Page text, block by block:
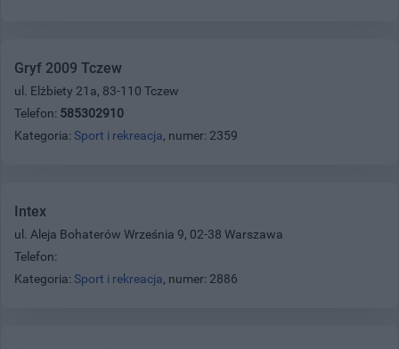
Gryf 2009 Tczew
ul. Elżbiety 21a, 83-110 Tczew
Telefon: 585302910
Kategoria: Sport i rekreacja, numer: 2359
Intex
ul. Aleja Bohaterów Września 9, 02-38 Warszawa
Telefon:
Kategoria: Sport i rekreacja, numer: 2886